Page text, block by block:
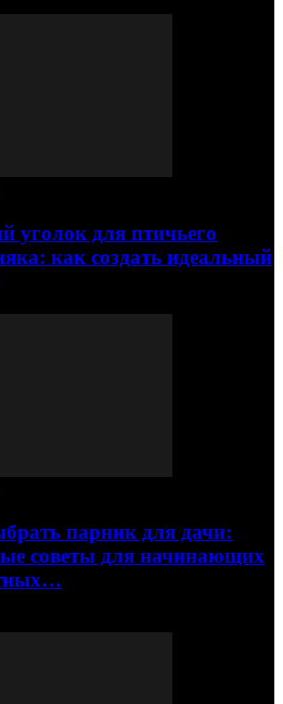
уголок для птичьего
как создать идеальный
парник для дачи:
советы для начинающих